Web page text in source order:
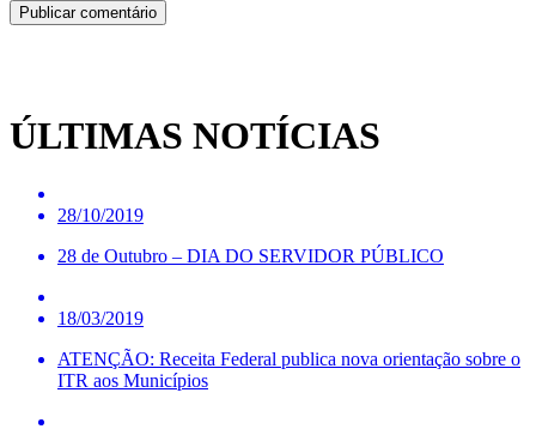
ÚLTIMAS NOTÍCIAS
28/10/2019
28 de Outubro – DIA DO SERVIDOR PÚBLICO
18/03/2019
ATENÇÃO: Receita Federal publica nova orientação sobre o
ITR aos Municípios